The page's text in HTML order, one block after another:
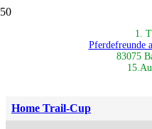
1.
Pferdefreunde
83075
Home Trail-Cup